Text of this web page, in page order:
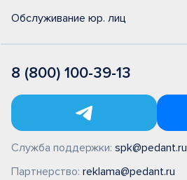
Обслуживание юр. лиц
8 (800) 100-39-13
Служба поддержки: spk@pedant.ru
Партнерство: reklama@pedant.ru